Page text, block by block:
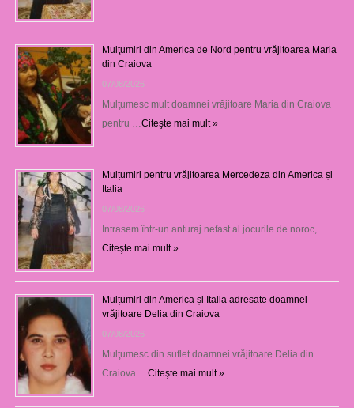
Mulţumiri din America de Nord pentru vrăjitoarea Maria
din Craiova
07/08/2026
Mulţumesc mult doamnei vrăjitoare Maria din Craiova
pentru … Citeşte mai mult »
Mulțumiri pentru vrăjitoarea Mercedeza din America și
Italia
07/08/2026
Intrasem într-un anturaj nefast al jocurile de noroc, …
Citeşte mai mult »
Mulțumiri din America și Italia adresate doamnei
vrăjitoare Delia din Craiova
07/08/2026
Mulţumesc din suflet doamnei vrăjitoare Delia din
Craiova … Citeşte mai mult »